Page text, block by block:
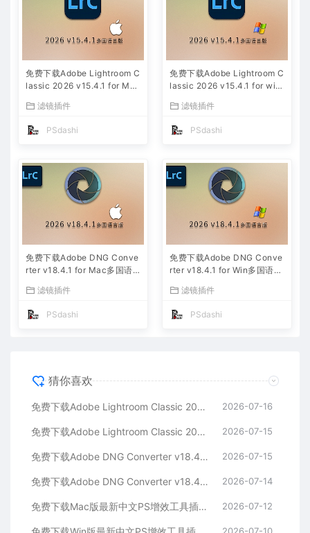
免费下载Adobe Lightroom C
lassic 2026 v15.4.1 for Mac
安装包摄影后期照片图片编辑
工具
滤镜插件
PSdashi
免费下载Adobe Lightroom C
lassic 2026 v15.4.1 for win
安装包摄影后期照片图片编辑
工具
滤镜插件
PSdashi
免费下载Adobe DNG Conve
rter v18.4.1 for Mac多国语
照片格式转换器Lrc数字负片P
滤镜插件
PSdashi
免费下载Adobe DNG Conve
rter v18.4.1 for Win多国语言
片格式转换器Lrc数字负片PS
滤镜插件
PSdashi
猜你喜欢
免费下载Adobe Lightroom Classic 2026 v15.4.1 for Mac多国语言版中文LrC软件激活安装包摄影后期照片图片编辑工具 2026-07-16
免费下载Adobe Lightroom Classic 2026 v15.4.1 for win多国语言版中文LrC软件激活安装包摄影后期照片图片编辑工具 2026-07-15
免费下载Adobe DNG Converter v18.4.1 for Mac多国语言中文版安装包图片RAW相机照片格式转换器Lrc数字负片PS插件软件工具 2026-07-15
免费下载Adobe DNG Converter v18.4.1 for Win多国语言中文版安装包图片RAW相机照片格式转换器Lrc数字负片PS插件软件工具 2026-07-14
免费下载Mac版最新中文PS增效工具插件Adobe Camera Raw 2026 ACR v18.4.1 摄影后期一键安装包预设Lrc照片文件文档格式打开处理编辑 2026-07-12
2026-07-10